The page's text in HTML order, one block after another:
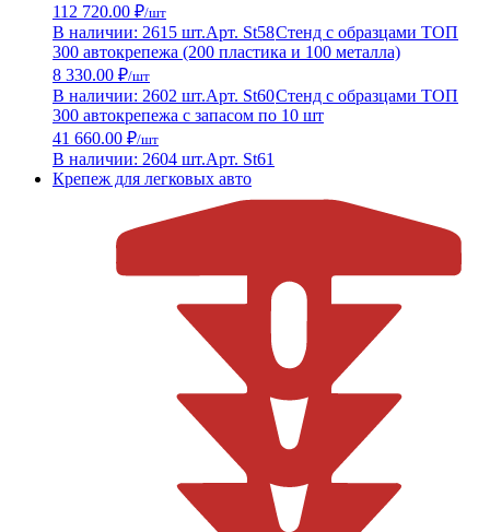
112 720.00 ₽/шт
В наличии: 2615 шт.Арт. St58Стенд с образцами ТОП
300 автокрепежа (200 пластика и 100 металла)
8 330.00 ₽/шт
В наличии: 2602 шт.Арт. St60Стенд с образцами ТОП
300 автокрепежа с запасом по 10 шт
41 660.00 ₽/шт
В наличии: 2604 шт.Арт. St61
Крепеж для легковых авто